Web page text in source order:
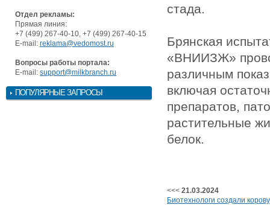
Отдел рекламы:
Прямая линия:
+7 (499) 267-40-10, +7 (499) 267-40-15
E-mail: reklama@vedomost.ru
Вопросы работы портала:
E-mail: support@milkbranch.ru
ПОПУЛЯРНЫЕ ЗАПРОСЫ
стада.
Брянская
«ВНИИЗЖ»
различным
включая
препаратов,
растительные
белок.
<<< 21.03.2024
Биотехнологи создали